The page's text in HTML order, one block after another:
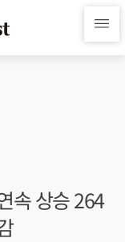
속 상승 264